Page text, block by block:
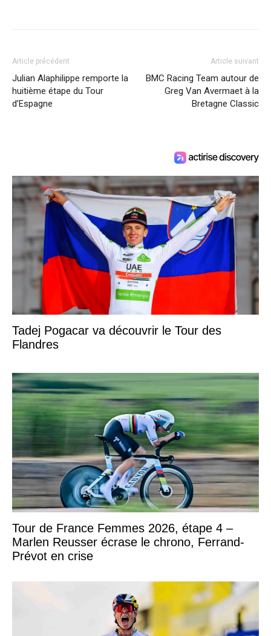
Article précédent
Julian Alaphilippe remporte la
huitième étape du Tour
d’Espagne
Article suivant
BMC Racing Team autour de
Greg Van Avermaet à la
Bretagne Classic
Tadej Pogacar va découvrir le Tour des
Flandres
Tour de France Femmes 2026, étape 4 –
Marlen Reusser écrase le chrono, Ferrand-
Prévot en crise